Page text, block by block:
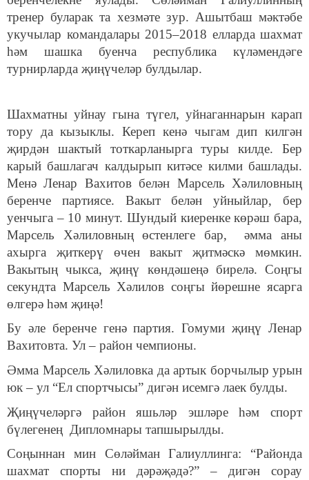
тренер буларак та хезмәте зур. Ашытбаш мәктәбе
укучылар командалары 2015–2018 елларда шахмат
һәм шашка буенча республика күләмендәге
турнирларда җиңүчеләр булдылар.
Шахматны уйнау гына түгел, уйнаганнарын карап
тору да кызыклы. Кереп кенә чыгам дип килгән
җирдән шактый тоткарланырга туры килде. Бер
карый башлагач калдырып китәсе килми башлады.
Менә Ленар Вахитов белән Марсель Хәлиловның
беренче партиясе. Вакыт белән уйныйлар, бер
уенчыга – 10 минут. Шундый киеренке көрәш бара,
Марсель Хәлиловның өстенлеге бар, әмма аны
ахырга җиткерү өчен вакыт җитмәскә мөмкин.
Вакытың чыкса, җиңү көндәшеңә бирелә. Соңгы
секундта Марсель Хәлилов соңгы йөрешне ясарга
өлгерә һәм җиңә!
Бу әле беренче генә партия. Гомуми җиңү Ленар
Вахитовта. Ул – район чемпионы.
Әмма Марсель Хәлиловка да артык борчылыр урын
юк – ул “Ел спортчысы” дигән исемгә лаек булды.
Җиңүчеләргә район яшьләр эшләре һәм спорт
бүлегенең Дипломнары тапшырылды.
Соңыннан мин Сөләйман Галиуллинга: “Районда
шахмат спорты ни дәрәҗәдә?” – дигән сорау